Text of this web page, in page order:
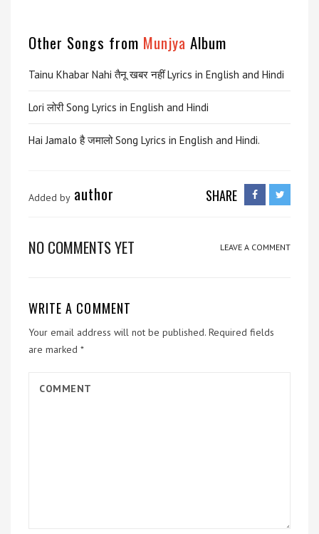
Other Songs from Munjya Album
Tainu Khabar Nahi तैनू खबर नहीं Lyrics in English and Hindi
Lori लोरी Song Lyrics in English and Hindi
Hai Jamalo है जमालो Song Lyrics in English and Hindi.
Added by author SHARE
NO COMMENTS YET LEAVE A COMMENT
WRITE A COMMENT
Your email address will not be published. Required fields
are marked *